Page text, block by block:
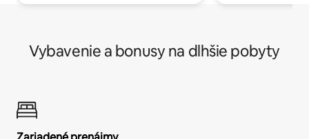
Vybavenie a bonusy na dlhšie pobyty